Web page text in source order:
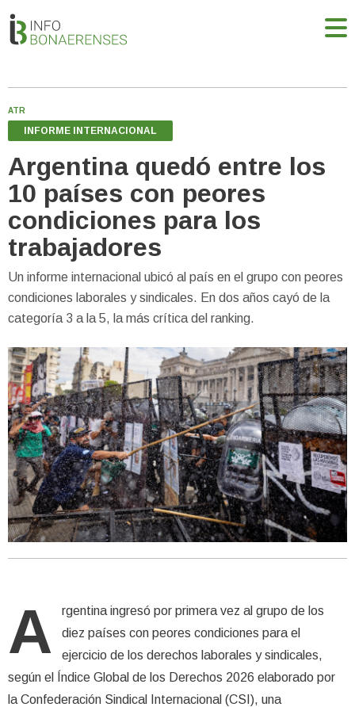
ATR
INFORME INTERNACIONAL
Argentina quedó entre los
10 países con peores
condiciones para los
trabajadores
Un informe internacional ubicó al país en el grupo con peores
condiciones laborales y sindicales. En dos años cayó de la
categoría 3 a la 5, la más crítica del ranking.
A
rgentina ingresó por primera vez al grupo de los
diez países con peores condiciones para el
ejercicio de los derechos laborales y sindicales,
según el Índice Global de los Derechos 2026 elaborado por
la Confederación Sindical Internacional (CSI), una